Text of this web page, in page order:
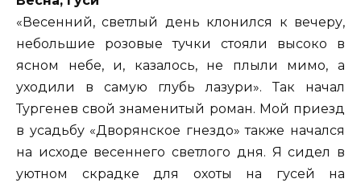
«Весенний, светлый день клонился к вечеру,
небольшие розовые тучки стояли высоко в
ясном небе, и, казалось, не плыли мимо, а
уходили в самую глубь лазури». Так начал
Тургенев свой знаменитый роман. Мой приезд
в усадьбу «Дворянское гнездо» также начался
на исходе весеннего светлого дня. Я сидел в
уютном скрадке для охоты на гусей на